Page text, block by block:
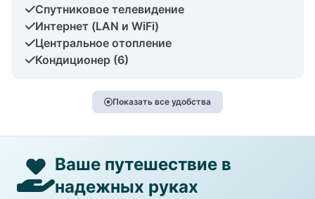
Спутниковое телевидение
Интернет (LAN и WiFi)
Центральное отопление
Кондиционер (6)
Показать все удобства
Ваше путешествие в
надежных руках